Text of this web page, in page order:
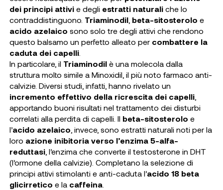
dei principi attivie degli estratti naturaliche lo
contraddistinguono. Triaminodil, beta-sitosterolo e
acido azelaico sono solo tre degli attivi che rendono
questo balsamo un perfetto alleato per combattere la
caduta dei capelli.
In particolare, il Triaminodilè una molecola dalla
struttura molto simile a Minoxidil, il più noto farmaco anti-
calvizie. Diversi studi, infatti, hanno rivelato un
incremento effettivo della ricrescita dei capelli,
apportando buoni risultati nel trattamento dei disturbi
correlati alla perdita di capelli. Il beta-sitosterolo e
l’acido azelaico , invece, sono estratti naturali noti per la
loro azione inibitoria verso l’enzima 5-alfa-
reduttasi, l’enzima che converte il testosterone in DHT
(l’ormone della calvizie). Completano la selezione di
principi attivi stimolanti e anti-caduta l’acido 18 beta
glicirretico e la caffeina.